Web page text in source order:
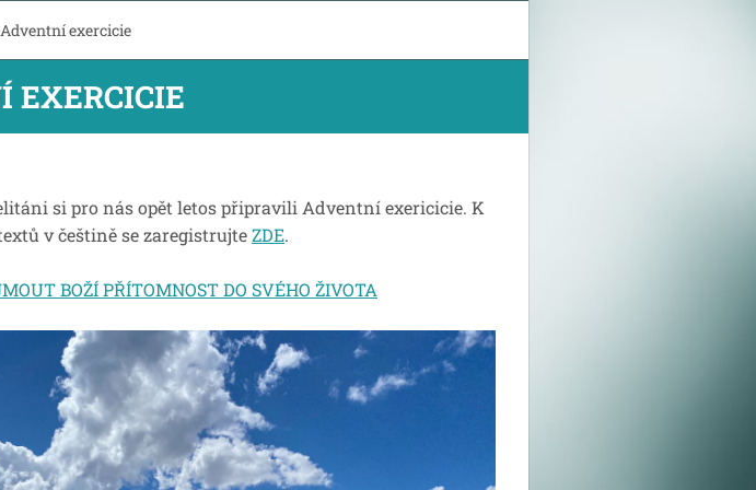
Adventní exercicie
EXERCICIE
si pro nás opět letos připravili Adventní exericicie. K
v češtině se zaregistrujteZDE.
BOŽÍ PŘÍTOMNOST DO SVÉHO ŽIVOTA